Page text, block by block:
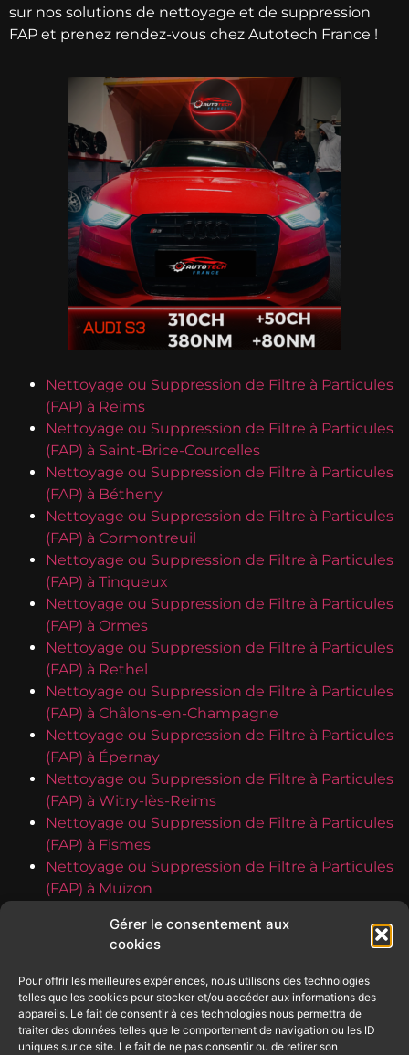
Gérer le consentement aux
cookies
Pour offrir les meilleures expériences, nous utilisons des technologies
telles que les cookies pour stocker et/ou accéder aux informations des
appareils. Le fait de consentir à ces technologies nous permettra de
traiter des données telles que le comportement de navigation ou les ID
uniques sur ce site. Le fait de ne pas consentir ou de retirer son
sur nos solutions de nettoyage et de suppression
FAP et prenez rendez-vous chez Autotech France !
Nettoyage ou Suppression de Filtre à Particules
(FAP) à Reims
Nettoyage ou Suppression de Filtre à Particules
(FAP) à Saint-Brice-Courcelles
Nettoyage ou Suppression de Filtre à Particules
(FAP) à Bétheny
Nettoyage ou Suppression de Filtre à Particules
(FAP) à Cormontreuil
Nettoyage ou Suppression de Filtre à Particules
(FAP) à Tinqueux
Nettoyage ou Suppression de Filtre à Particules
(FAP) à Ormes
Nettoyage ou Suppression de Filtre à Particules
(FAP) à Rethel
Nettoyage ou Suppression de Filtre à Particules
(FAP) à Châlons-en-Champagne
Nettoyage ou Suppression de Filtre à Particules
(FAP) à Épernay
Nettoyage ou Suppression de Filtre à Particules
(FAP) à Witry-lès-Reims
Nettoyage ou Suppression de Filtre à Particules
(FAP) à Fismes
Nettoyage ou Suppression de Filtre à Particules
(FAP) à Muizon
(FAP) à Vouziers
Nettoyage ou Suppression de Filtre à Particules
(FAP) à Dormans
Nettoyage ou Suppression de Filtre à Particules
(FAP) à Bezannes
Nettoyage ou Suppression de Filtre à Particules